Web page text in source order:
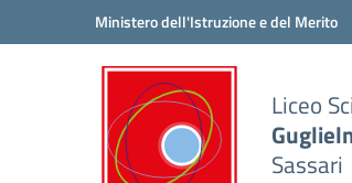
Vai ai contenuti
Vai al menu di navigazioneMinistero dell'Istruzione e del Merito
Liceo
Sassari